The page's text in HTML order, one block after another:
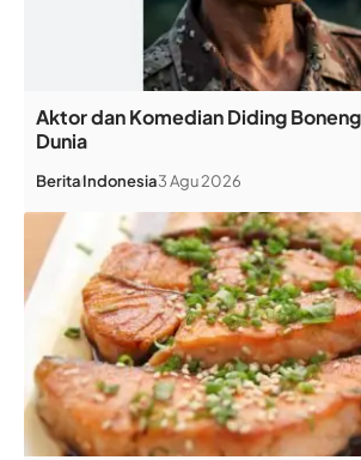
Aktor dan Komedian Diding
Dunia
BeritaIndonesia3 Agu 2026